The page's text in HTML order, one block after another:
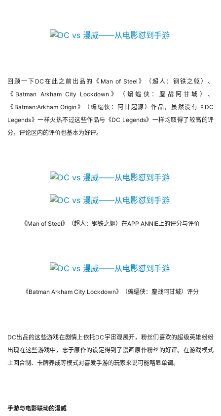
首
戏
单
回顾一下DC在此之前出品的《Man of Steel》（超人：钢铁之躯）、
《Batman Arkham City Lockdown》（蝙蝠侠：鏖战阿甘城）、
《Batman:Arkham Origin》（蝙蝠侠：阿甘起源）作品，虽然没有《DC
Legends》一样火热不过这些作品与《DC Legends》一样均取得了较高的评
分，评论区内的评价也基本为好评。
《Man of Steel》（超人：钢铁之躯）在APP ANNIE上的评分与评价
《Batman Arkham City Lockdown》（蝙蝠侠：鏖战阿甘城）评分
DC出品的这些游戏在剧情上依托DC宇宙观展开，粉丝们喜欢的超级英雄纷纷
出现在这些游戏中，忠于原作的设定得到了漫画原作粉丝的好评。在游戏模式
上回合制、卡牌养成等模式对喜爱手游的玩家来说可能略显单调。
手游与电影联动的漫威